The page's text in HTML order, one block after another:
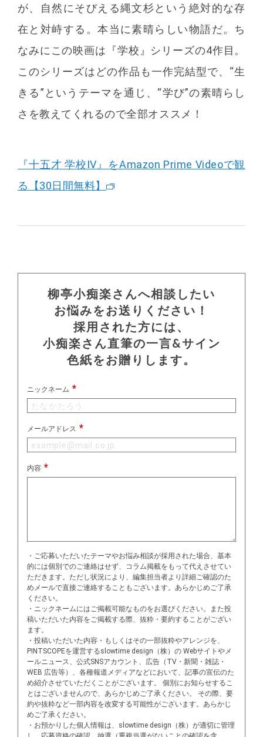
が、自然にそびえる縄文杉という絶対的な存
在と対峙する。本当に素晴らしい物語だ。ち
なみにこの映画は『学校』シリーズの4作目。
このシリーズはどの作品も一作完結型で、“生
きる”というテーマを通じ、“学び”の素晴らし
さを教えてくれるので全部オススメ！
『十五才 学校IV』をAmazon Prime Videoで観
る【30日間無料】
柳亭小痴楽さんへ相談したい
お悩みをお送りください！
採用された方には、
小痴楽さん直筆の一言&サイン
色紙をお贈りします。
ニックネーム
メールアドレス
内容
・ご応募いただいたテーマやお悩み相談が採用された場合、基本
的には個別でのご連絡はせず、コラム掲載をもって代えさせてい
ただきます。ただし状況により、編集担当者より詳細ご確認のた
めメールで直接ご連絡することもございます。あらかじめご了承
ください。
・ニックネームにはご掲載可能なものをお選びください。また投
稿いただいた内容をご掲載する際、抜粋・要約することがござい
ます。
・投稿いただいた内容・もしくはその⼀部抜粋やアレンジを、
PINTSCOPEを運営するslowtime design（株）の Webサイトやメ
ールニュース、公式SNSアカウント、広告（TV・新聞・雑誌・
WEB 広告等）、各種報道メディアなどにおいて、記事の宣伝のた
め紹介させていただくことがございます。 個別にお知らせするこ
とはございませんので、あらかじめご了承ください。 その際、要
約や抜粋など⼀部内容を改変する可能性がございます。あらかじ
めご了承ください。
・お預かりした個⼈情報は、slowtime design（株）が適切に管理